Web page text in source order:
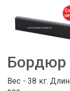
Бордюр
Вес - 38 кг.